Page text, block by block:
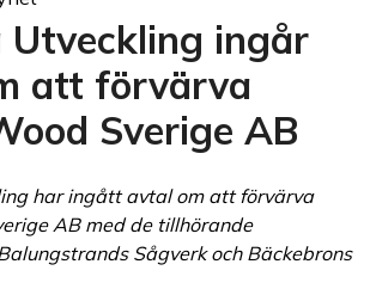
Utveckling ingår
att förvärva
Sverige AB
har ingått avtal om att förvärva
AB med de tillhörande
Sågverk och Bäckebrons